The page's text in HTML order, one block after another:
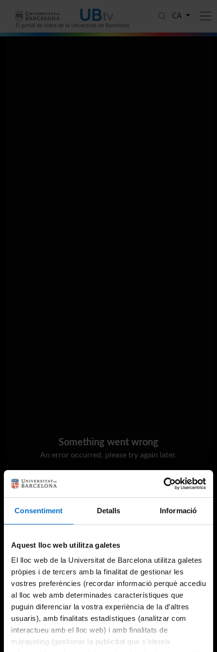
Consentiment Detalls Informació
Aquest lloc web utilitza galetes
El lloc web de la Universitat de Barcelona utilitza galetes
pròpies i de tercers amb la finalitat de gestionar les
vostres preferències (recordar informació perquè accediu
al lloc web amb determinades característiques que
puguin diferenciar la vostra experiència de la d’altres
usuaris), amb finalitats estadístiques (analitzar com
interactueu amb el lloc web) i amb finalitats de
màrqueting (gestionar la publicitat que s’ofereix
El portal de vídeo de la Universitat de Barcelona
CA
Something went wrong
An error occurred, please try again later.
Try again